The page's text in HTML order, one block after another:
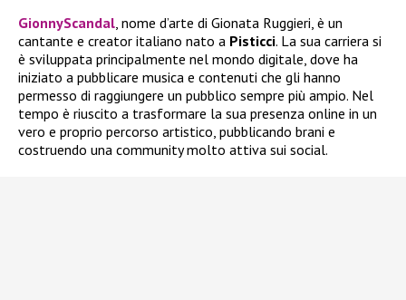
GionnyScandal , nome d’arte di Gionata Ruggieri, è un
cantante e creator italiano nato a Pisticci. La sua carriera si
è sviluppata principalmente nel mondo digitale, dove ha
iniziato a pubblicare musica e contenuti che gli hanno
permesso di raggiungere un pubblico sempre più ampio. Nel
tempo è riuscito a trasformare la sua presenza online in un
vero e proprio percorso artistico, pubblicando brani e
costruendo una community molto attiva sui social.